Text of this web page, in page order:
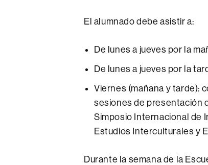
El alumnado debe asistir a:
De lunes a jueves por la
De lunes a jueves por la
Viernes (mañana y tarde):
sesiones de presentación
Simposio Internacional de
Estudios Interculturales y
Durante la semana de la